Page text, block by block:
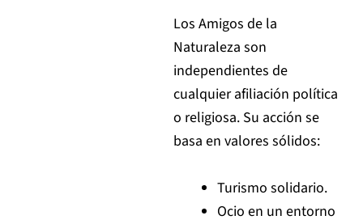
Los Amigos de la
Naturaleza son
independientes de
cualquier afiliación política
o religiosa. Su acción se
basa en valores sólidos:
Turismo solidario.
Ocio en un entorno